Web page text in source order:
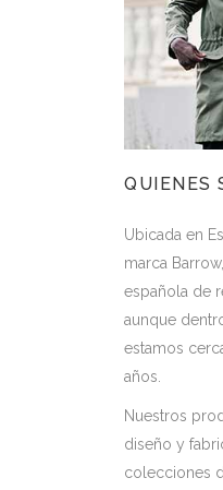
QUIENES
Ubicada en
marca
española de
aunque
estamos
años.
Nuestros
diseño y
colecciones